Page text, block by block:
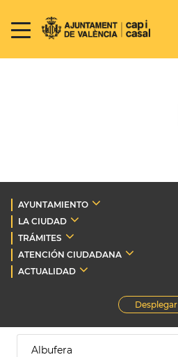
AYUNTAMIENTO
LA CIUDAD
TRÁMITES
ATENCIÓN CIUDADANA
ACTUALIDAD
Desplegar
Albufera